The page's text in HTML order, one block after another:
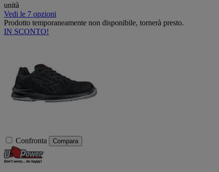
unità
Vedi le 7 opzioni
Prodotto temporaneamente non disponibile, tornerà presto.
IN SCONTO!
Confronta Compara